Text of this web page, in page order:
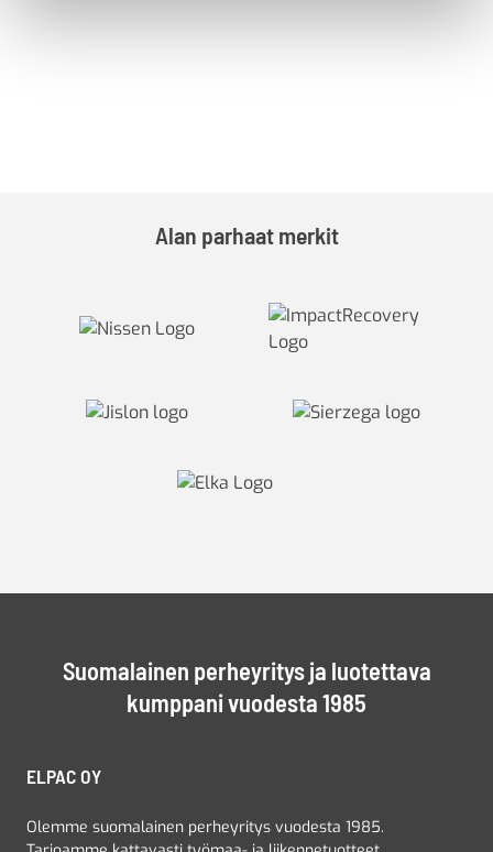
Alan parhaat merkit
Suomalainen perheyritys ja luotettava
kumppani vuodesta 1985
ELPAC OY
Olemme suomalainen perheyritys vuodesta 1985.